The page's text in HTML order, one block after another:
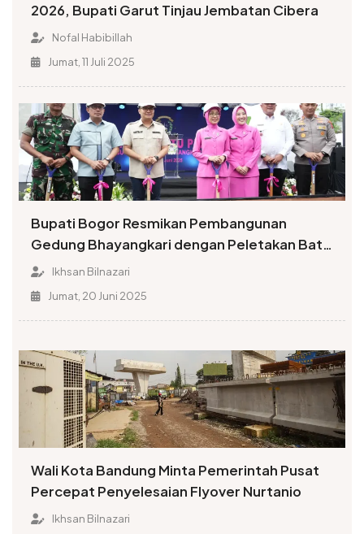
2026, Bupati Garut Tinjau Jembatan Cibera
Nofal Habibillah
Jumat, 11 Juli 2025
Bupati Bogor Resmikan Pembangunan
Gedung Bhayangkari dengan Peletakan Batu
Pertama
Ikhsan Bilnazari
Jumat, 20 Juni 2025
Wali Kota Bandung Minta Pemerintah Pusat
Percepat Penyelesaian Flyover Nurtanio
Ikhsan Bilnazari